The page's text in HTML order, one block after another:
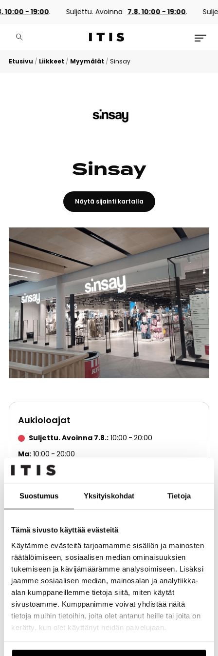
Suostumus Yksityiskohdat Tietoja
Tämä sivusto käyttää evästeitä
Käytämme evästeitä tarjoamamme sisällön ja mainosten
räätälöimiseen, sosiaalisen median ominaisuuksien
tukemiseen ja kävijämäärämme analysoimiseen. Lisäksi
jaamme sosiaalisen median, mainosalan ja analytiikka-
alan kumppaneillemme tietoja siitä, miten käytät
sivustoamme. Kumppanimme voivat yhdistää näitä
tietoja muihin tietoihin, joita olet antanut heille tai joita on
kerätty, kun olet käyttänyt heidän palvelujaan.
- 19:00. Suljettu. Avoinna 7.8. 10:00 - 19:00.
Etusivu / Liikkeet / Myymälät / Sinsay
Sinsay
Näytä sijainti kartalla
Aukioloajat
Suljettu. Avoinna 7.8. 10:00
20:00
Ma 10:00
20:00
Ti 10:00
20:00
Ke 10:00
20:00
La 10:00
20:00
Su 12:00 18:00
Muoti ja asusteet
Kerros
1. kerros
Puhelinnumero
0401678397
Sähköposti
LPPFinland@lpp.com
Kotisivut https://www.sinsay.com/sq/en/